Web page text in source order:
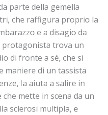
parte della gemella
che raffigura proprio la
e a disagio da
trova un
di fronte a sé, che si
maniere di un tassista
la aiuta a salire in
mette in scena da un
sclerosi multipla, e